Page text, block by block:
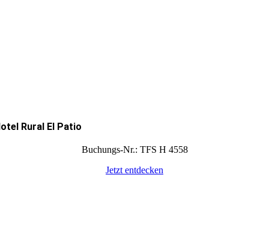
Rural El Patio
Buchungs-Nr.: TFS H 4558
Jetzt entdecken